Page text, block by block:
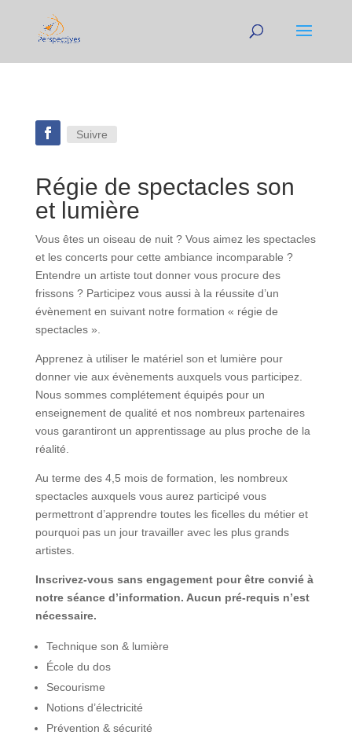
Suivre
Régie de spectacles son
et lumière
Vous êtes un oiseau de nuit ? Vous aimez les spectacles
et les concerts pour cette ambiance incomparable ?
Entendre un artiste tout donner vous procure des
frissons ? Participez vous aussi à la réussite d’un
évènement en suivant notre formation « régie de
spectacles ».
Apprenez à utiliser le matériel son et lumière pour
donner vie aux évènements auxquels vous participez.
Nous sommes complétement équipés pour un
enseignement de qualité et nos nombreux partenaires
vous garantiront un apprentissage au plus proche de la
réalité.
Au terme des 4,5 mois de formation, les nombreux
spectacles auxquels vous aurez participé vous
permettront d’apprendre toutes les ficelles du métier et
pourquoi pas un jour travailler avec les plus grands
artistes.
Inscrivez-vous sans engagement pour être convié à
notre séance d’information. Aucun pré-requis n’est
nécessaire.
Technique son & lumière
École du dos
Secourisme
Notions d’électricité
Prévention & sécurité